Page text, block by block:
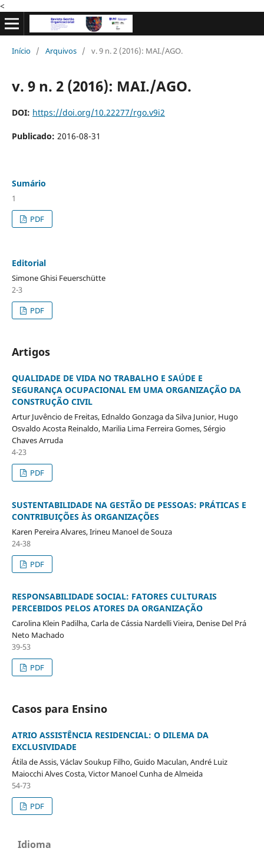
<
Início / Arquivos / v. 9 n. 2 (2016): MAI./AGO.
v. 9 n. 2 (2016): MAI./AGO.
DOI: https://doi.org/10.22277/rgo.v9i2
Publicado: 2016-08-31
Sumário
1
PDF
Editorial
Simone Ghisi Feuerschütte
2-3
PDF
Artigos
QUALIDADE DE VIDA NO TRABALHO E SAÚDE E
SEGURANÇA OCUPACIONAL EM UMA ORGANIZAÇÃO DA
CONSTRUÇÃO CIVIL
Artur Juvêncio de Freitas, Ednaldo Gonzaga da Silva Junior, Hugo
Osvaldo Acosta Reinaldo, Marilia Lima Ferreira Gomes, Sérgio
Chaves Arruda
4-23
PDF
SUSTENTABILIDADE NA GESTÃO DE PESSOAS: PRÁTICAS E
CONTRIBUIÇÕES ÀS ORGANIZAÇÕES
Karen Pereira Alvares, Irineu Manoel de Souza
24-38
PDF
RESPONSABILIDADE SOCIAL: FATORES CULTURAIS
PERCEBIDOS PELOS ATORES DA ORGANIZAÇÃO
Carolina Klein Padilha, Carla de Cássia Nardelli Vieira, Denise Del Prá
Neto Machado
39-53
PDF
Casos para Ensino
ATRIO ASSISTÊNCIA RESIDENCIAL: O DILEMA DA
EXCLUSIVIDADE
Átila de Assis, Václav Soukup Filho, Guido Maculan, André Luiz
Maiocchi Alves Costa, Victor Manoel Cunha de Almeida
54-73
PDF
Idioma